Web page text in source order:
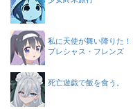
私に天使が舞い降りた！
プレシャス・フレンズ
死亡遊戯で飯を食う。